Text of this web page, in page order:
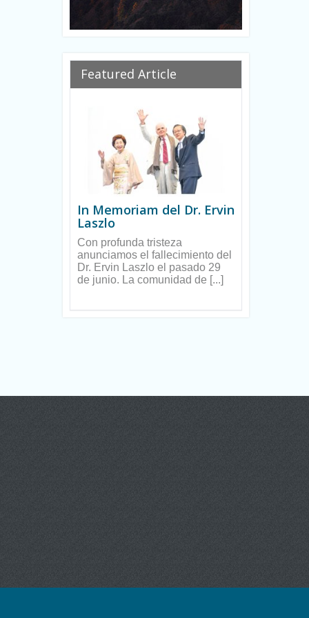
Featured Article
In Memoriam del Dr. Ervin
Laszlo
Con profunda tristeza
anunciamos el fallecimiento del
Dr. Ervin Laszlo el pasado 29
de junio. La comunidad de [...]